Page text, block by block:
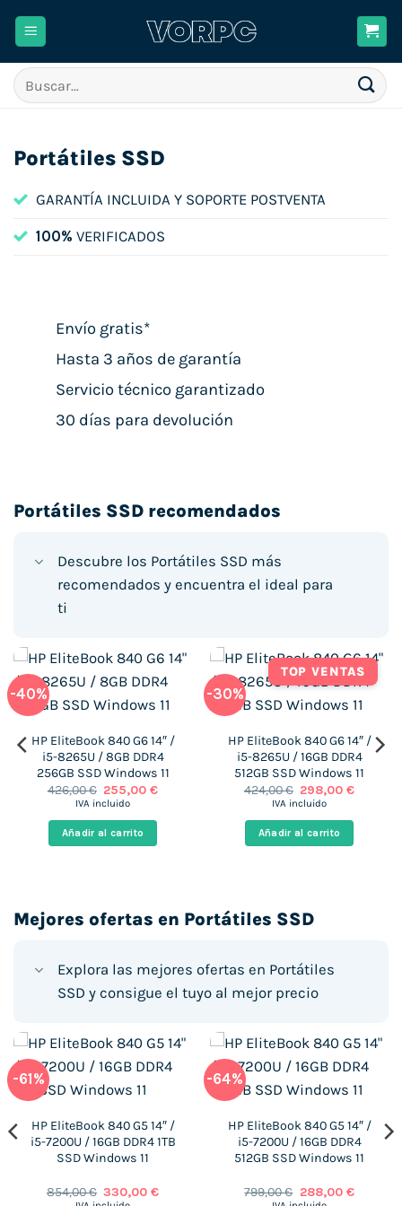
Buscar
por:
Portátiles SSD
GARANTÍA INCLUIDA Y SOPORTE POSTVENTA
100% VERIFICADOS
Envío gratis*
Hasta 3 años de garantía
Servicio técnico garantizado
30 días para devolución
Portátiles SSD recomendados
Descubre los Portátiles SSD más
recomendados y encuentra el ideal para
ti
-40%
HP EliteBook 840 G6 14″ /
i5-8265U / 8GB DDR4
256GB SSD Windows 11
426,00€ El
precio
era:
426,00 €.
255,00€El
IVA incluido
Añadir al carrito
-30%
TOP VENTAS
HP EliteBook 840 G6 14″ /
i5-8265U / 16GB DDR4
512GB SSD Windows 11
424,00€ El
precio
era:
424,00 €.
298,00€El
IVA incluido
Añadir al carrito
Mejores ofertas en Portátiles SSD
Explora las mejores ofertas en Portátiles
SSD y consigue el tuyo al mejor precio
-61%
HP EliteBook 840 G5 14″ /
i5-7200U / 16GB DDR4 1TB
SSD Windows 11
854,00€ El
330,00€El
-64%
HP EliteBook 840 G5 14″ /
i5-7200U / 16GB DDR4
512GB SSD Windows 11
799,00€ El
288,00 €El